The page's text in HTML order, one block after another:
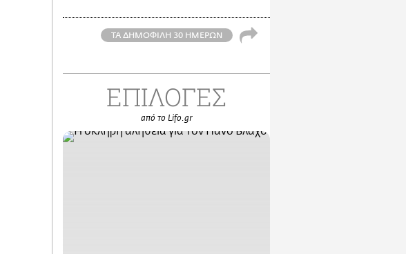
ΤΑ ΔΗΜΟΦΙΛΗ 30 ΗΜΕΡΩΝ
ΕΠΙΛΟΓΕΣ
από το Lifo.gr